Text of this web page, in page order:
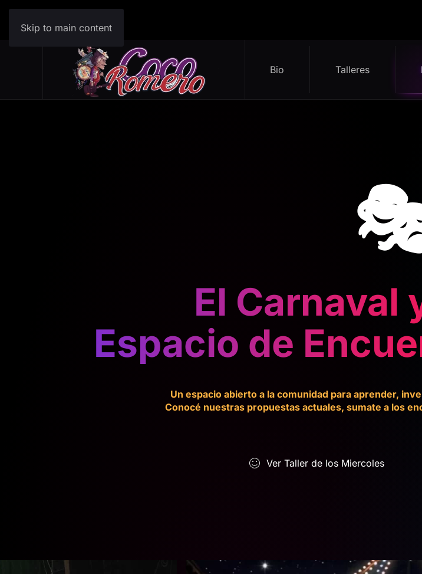
Skip to main content
Bio Talleres
El Carnaval
Espacio de
Un espacio abierto a la comunidad para aprender,
Conocé nuestras propuestas actuales, sumate a los
Ver Taller de los Miercoles